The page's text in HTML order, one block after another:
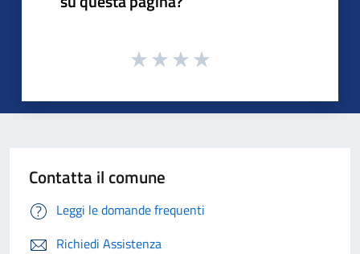
Contatta il comune
Leggi le domande frequenti
Richiedi Assistenza